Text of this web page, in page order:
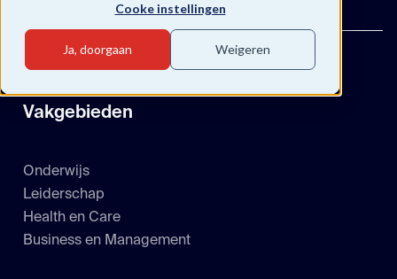
Cooke instellingen
Ja, doorgaan Weigeren
Vakgebieden
Onderwijs
Leiderschap
Health en Care
Business en Management